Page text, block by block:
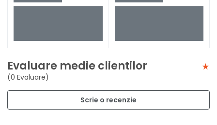
Evaluare medie clientilor
(0 Evaluare)
Scrie o recenzie